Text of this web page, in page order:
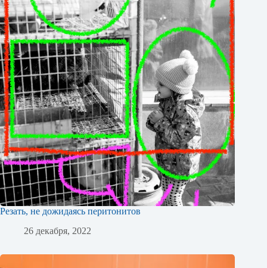
Резать, не дожидаясь перитонитов
26 декабря, 2022